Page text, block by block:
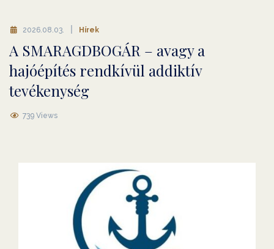
2026.08.03. Hírek
A SMARAGDBOGÁR – avagy a
hajóépítés rendkívül addiktív
tevékenység
739 Views